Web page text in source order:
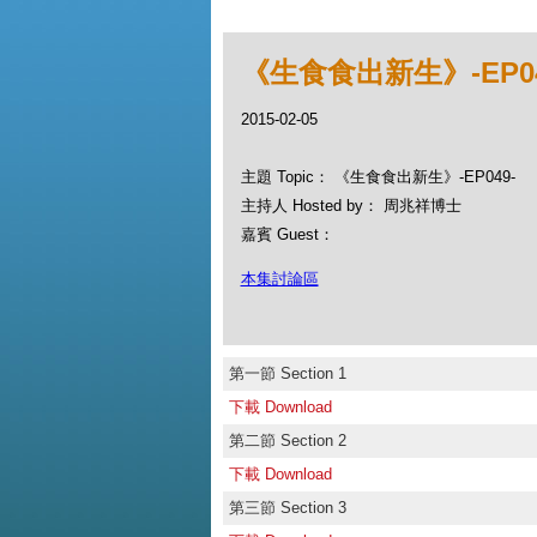
《生食食出新生》-
2015-02-05
主題 Topic： 《生食食出新生》-EP049-
主持人 Hosted by： 周兆祥博士
嘉賓 Guest：
本集討論區
第一節 Section 1
下載 Download
第二節 Section 2
下載 Download
第三節 Section 3